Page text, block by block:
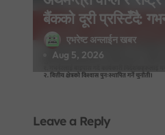
n
बैंकको दूरी प्रस्टिँदै:
बाइपास गर्दै कार्यकारी
निर्देशकहरूलाई मन्त्रालय
बोलाइयो
एभरेष्ट अन्लाईन खबर
Aug 5, 2026
Leave a Reply